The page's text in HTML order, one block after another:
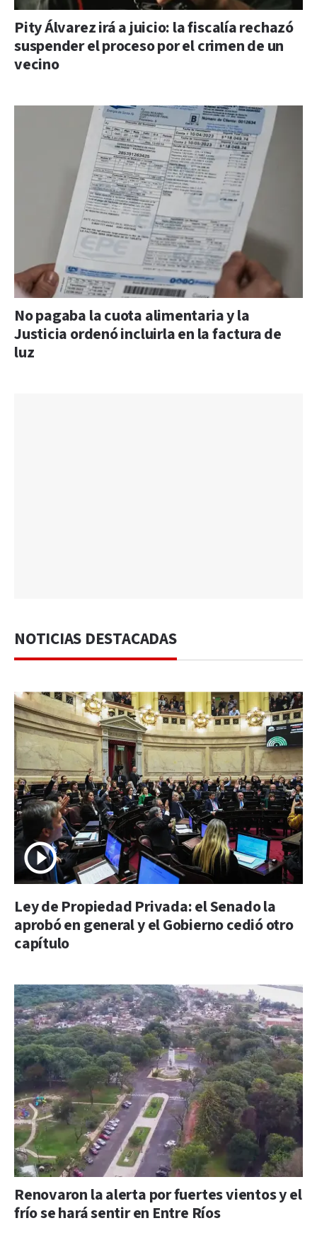
Pity Álvarez irá a juicio: la fiscalía rechazó
suspender el proceso por el crimen de un
vecino
No pagaba la cuota alimentaria y la
Justicia ordenó incluirla en la factura de
luz
NOTICIAS DESTACADAS
Ley de Propiedad Privada: el Senado la
aprobó en general y el Gobierno cedió otro
capítulo
Renovaron la alerta por fuertes vientos y el
frío se hará sentir en Entre Ríos